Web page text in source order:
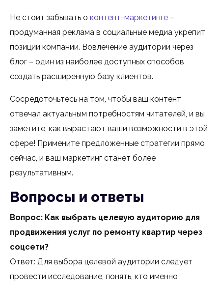
Не стоит забывать о контент-маркетинге –
продуманная реклама в социальные медиа укрепит
позиции компании. Вовлечение аудитории через
блог – один из наиболее доступных способов
создать расширенную базу клиентов.
Сосредоточьтесь на том, чтобы ваш контент
отвечал актуальным потребностям читателей, и вы
заметите, как вырастают ваши возможности в этой
сфере! Примените предложенные стратегии прямо
сейчас, и ваш маркетинг станет более
результативным.
Вопросы и ответы
Вопрос: Как выбрать целевую аудиторию для
продвижения услуг по ремонту квартир через
соцсети?
Ответ: Для выбора целевой аудитории следует
провести исследование, понять, кто именно